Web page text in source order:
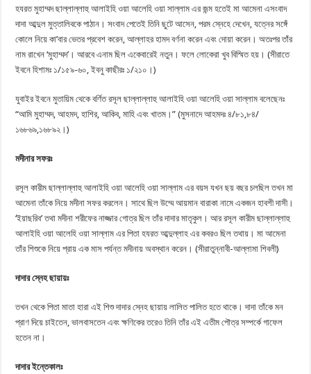
হযরত মুহাম্মদ ছাল্লাল্লাহু আলাইহি ওয়া আলেহি ওয়া সাল্লাম এর জন্ম হতেই মা আমেনা এসংবাদ
দাদা আব্দুল মুত্তালিবকে পাঠান। সংবাদ পেতেই তিনি ছুটে আসেন, পরম স্নেহে দেখেন, যত্নের সঙ্গেঁ
কোলে নিয়ে কা’বার ভেতর প্রবেশ করেন, আল্লাহর হামদ বর্ণনা করেন এবং দোয়া করেন। অতঃপর তাঁর
নাম রাখেন ‘মুহাম্মদ’। আরবে এনাম ছিল একেবারেই নতুন। ফলে লোকেরা খুব বিস্মিত হয়। (সীরাতে
ইবনে হিশামঃ ১/১৫৯-৬০, ইবনু কাছীরঃ ১/২১০।)
যুবাইর ইবনে মুতায়িম থেকে বর্ণিত রসূল ছাল্লাল্লাহু আলাইহি ওয়া আলেহি ওয়া সাল্লাম বলেছেনঃ
“আমি মুহাম্মদ, আহমদ, হাশির, আকিব, মাহি এবং খাতম।” (মুসনাদে আহমদঃ ৪/৮১,৮৪/
১৬৮৬৯,১৬৮৯২।)
মদীনার সফরঃ
রসূল কারীম ছাল্লাল্লাহু আলাইহি ওয়া আলেহি ওয়া সাল্লাম এর বয়স যখন ছয় বছর চলছিল তখন মা
আমেনা তাঁকে নিয়ে মদীনা সফর করলেন। সাথে ছিল উম্মে আয়মান বারাকা নামে একজন হাবশী দাসী।
‘ইয়াছরিব’ তথা মদীনা শরীফের নাজ্জার গোত্র ছিল তাঁর দাদার মাতৃকুল। আর রসূল কারীম ছাল্লাল্লাহু
আলাইহি ওয়া আলেহি ওয়া সাল্লাম এর পিতা হযরত আব্দুল্লাহ এর কবরও ছিল তথায়। মা আমেনা
তাঁর শিশুকে নিয়ে প্রায় এক মাস পর্যন্ত মদীনায় অবস্থান করেন। (সীরাতুন্নাবী-আল্লামা শিবলী)
দাদার স্নেহ ছায়ায়ঃ
তখন থেকে পিতা মাতা হারা এই শিশু দাদার স্নেহ ছায়ায় লালিত পালিত হতে থাকে। দাদা তাঁকে মন
প্রাণ দিয়ে চাইতেন, ভালবাসতেন এবং ক্ষণিকের তরেও তিনি তাঁর এই এতীম পৌত্র সম্পর্কে গাফেল
হতেন না।
দাদার ইন্তেকালঃ